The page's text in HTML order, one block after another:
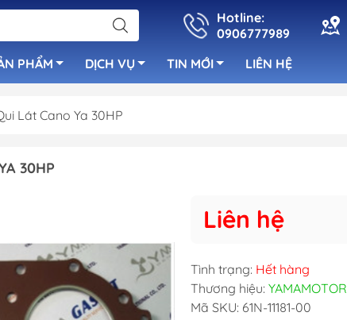
Hotline:
0906777989
PHẨM
Neo
Inox Cho Tàu
Inox
& Cột Đèn
Bơm Sục Oxy Cho Cá
Ống Lù Thông Mạn
Bơm Máy Lạnh
Bơm Chất Thải
DỊCH VỤ TIN MỚI LIÊN HỆ
Lát Cano Ya 30HP
30HP
Liên hệ
Tình trạng: Hết hàng
Thương hiệu: YAMAMOTOR
Mã SKU: 61N-11181-00